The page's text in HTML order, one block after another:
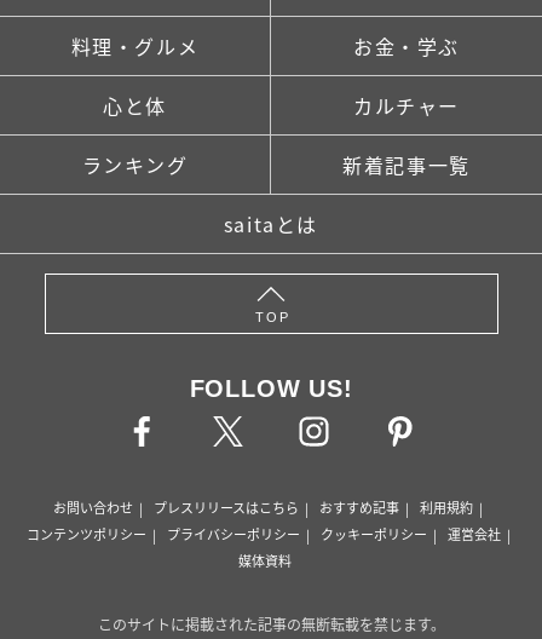
料理・グルメ お金・学ぶ
心と体 カルチャー
ランキング 新着記事一覧
saitaとは
TOP
FOLLOW US!
お問い合わせ プレスリリースはこちら おすすめ記事
利用規約
コンテンツポリシー
プライバシーポリシー クッキーポリシー
運営会社
媒体資料
このサイトに掲載された記事の無断転載を禁じます。